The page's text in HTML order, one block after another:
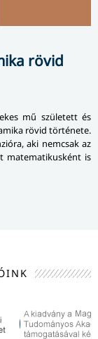
rövid
mű született és
rövid története.
aki nemcsak az
matematikusként is